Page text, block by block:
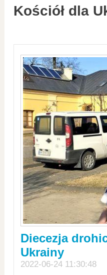
Kościół dla
Diecezja
Ukrainy
2022-06-24 11:30:48